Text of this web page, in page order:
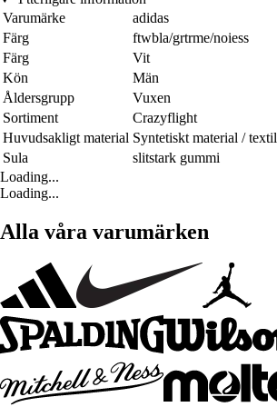
Varumärke
adidas
Färg
ftwbla/grtrme/noiess
Färg
Vit
Kön
Män
Åldersgrupp
Vuxen
Sortiment
Crazyflight
Huvudsakligt material Syntetiskt material / textil
Sula
slitstark gummi
Loading...
Loading...
Alla våra varumärken